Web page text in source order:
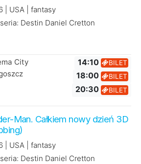
| USA | fantasy
Destin Daniel Cretton
City
14:10 BILET
18:00 BILET
20:30 BILET
Man. Całkiem nowy dzień 3D
| USA | fantasy
Destin Daniel Cretton